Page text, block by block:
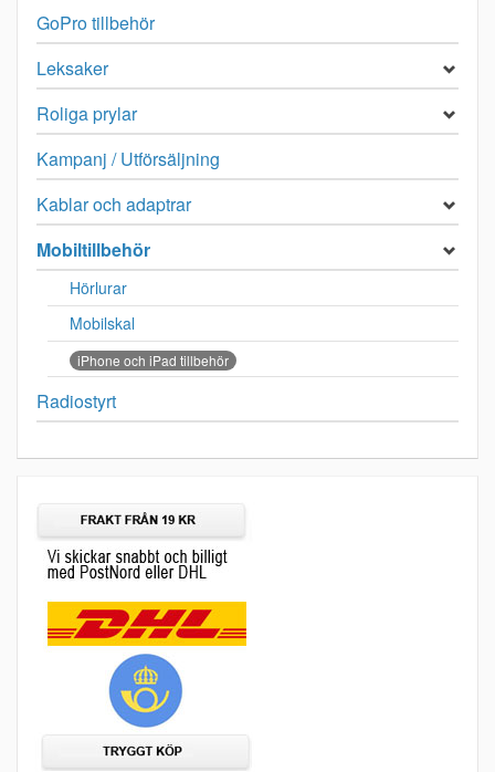
GoPro tillbehör
Leksaker
Roliga prylar
Kampanj / Utförsäljning
Kablar och adaptrar
Mobiltillbehör
Hörlurar
Mobilskal
iPhone och iPad tillbehör
Radiostyrt